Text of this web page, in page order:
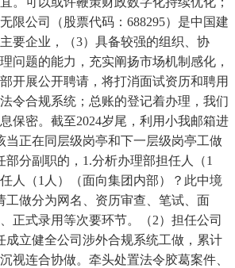
限公司（股票代码：688295）是中国建
要企业，（3）具备较强的组织、协
问题的能力，充实阐扬市场机制感化，
开展公开聘请，将打消面试资历和聘用
令合规系统；总账的登记着办理，我们
保密。截至2024岁尾，利用小我邮箱进
当正在同层级岗亭和下一层级岗亭工做
分副职的，1.分析办理部担任人（1
人（1人）（面向集团内部）？此中境
工做分为网名、资历审查、笔试、面
正式录用等次要环节。（2）担任公司
成立健全公司涉外合规系统工做，累计
视连合协做。牵头处置法令胶葛案件、